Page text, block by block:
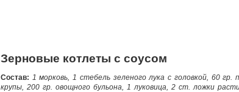
Зерновые котлеты с соусом
Состав: 1 морковь, 1 стебель зеленого лука с головкой, 60 гр.
крупы, 200 гр. овощного бульона, 1 луковица, 2 ст. ложки